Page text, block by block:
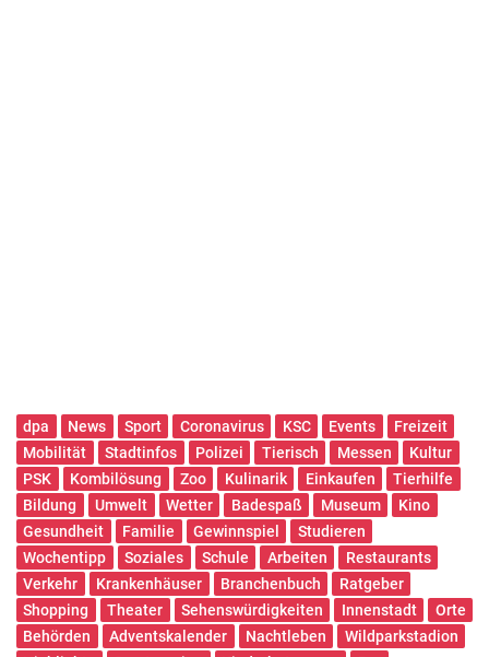
dpa News Sport Coronavirus KSC Events
Freizeit
Mobilität
Stadtinfos Polizei Tierisch Messen
Kultur
PSK
Kombilösung Zoo Kulinarik Einkaufen
Tierhilfe
Bildung
Umwelt Wetter Badespaß Museum
Kino
Gesundheit
Familie Gewinnspiel
Studieren
Wochentipp
Soziales Schule Arbeiten
Restaurants
Verkehr
Krankenhäuser Branchenbuch
Ratgeber
Shopping
Theater Sehenswürdigkeiten Innenstadt
Orte
Behörden
Adventskalender Nachtleben
Wildparkstadion